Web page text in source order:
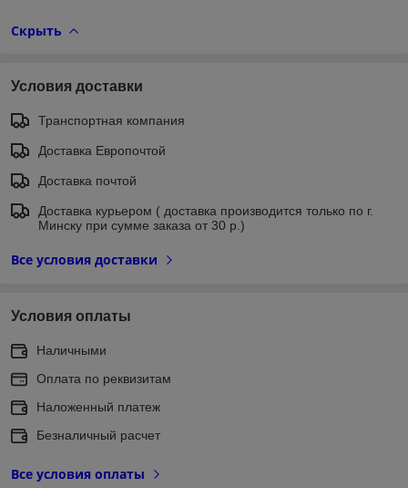
Скрыть
Условия доставки
Транспортная компания
Доставка Европочтой
Доставка почтой
Доставка курьером ( доставка производится только по г.
Минску при сумме заказа от 30 р.)
Все условия доставки
Условия оплаты
Наличными
Оплата по реквизитам
Наложенный платеж
Безналичный расчет
Все условия оплаты